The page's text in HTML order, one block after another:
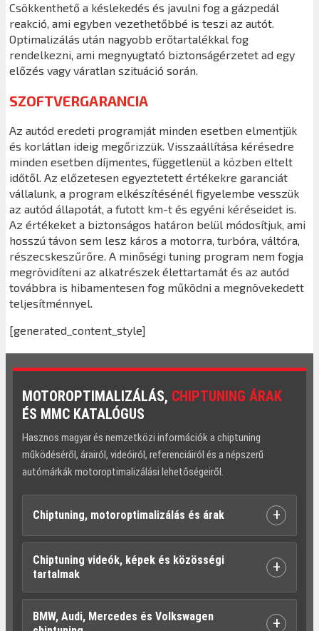
Csökkenthető a késlekedés és javulni fog a gázpedál
reakció, ami egyben vezethetőbbé is teszi az autót.
Optimalizálás után nagyobb erőtartalékkal fog
rendelkezni, ami megnyugtató biztonságérzetet ad egy
előzés vagy váratlan szituáció során.
SZOFTVERGARANCIA
Az autód eredeti programját minden esetben elmentjük
és korlátlan ideig megőrizzük. Visszaállítása kérésedre
minden esetben díjmentes, függetlenül a közben eltelt
időtől. Az előzetesen egyeztetett értékekre garanciát
vállalunk, a program elkészítésénél figyelembe vesszük
az autód állapotát, a futott km-t és egyéni kéréseidet is.
Az értékeket a biztonságos határon belül módosítjuk, ami
hosszú távon sem lesz káros a motorra, turbóra, váltóra,
részecskeszűrőre. A minőségi tuning program nem fogja
megrövidíteni az alkatrészek élettartamát és az autód
továbbra is hibamentesen fog működni a megnövekedett
teljesítménnyel.
[generated_content_style]
MOTOROPTIMALIZÁLÁS, CHIPTUNING ÁRAK
ÉS MMC KATALÓGUS
Hasznos magyar és nemzetközi információk a chiptuning
működéséről, árairól, videóiról, referenciáiról és a népszerű
autómárkák motoroptimalizálási lehetőségeiről.
Chiptuning, motoroptimalizálás és árak +
Chiptuning videók, képek és közösségi
tartalmak
+
BMW, Audi, Mercedes és Volkswagen
+